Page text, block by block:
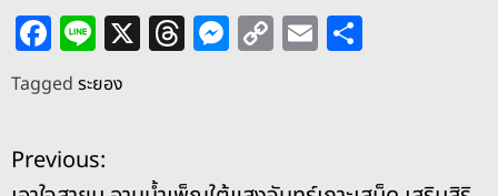
F
a
c
e
b
Li
n
e
X T
h
d
M
e
n
C
o
Li
E
m
Tagged ระยอง
แ
Previous: